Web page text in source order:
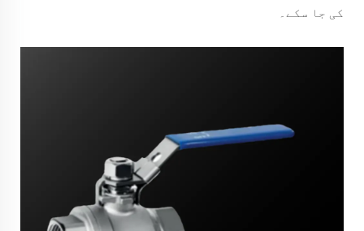
کی جا سکے۔